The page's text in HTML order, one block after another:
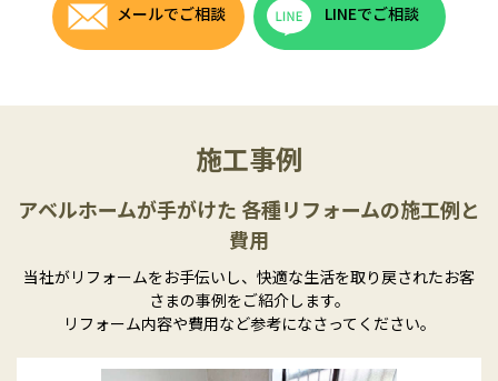
メールでご相談 LINEでご相談
施工事例
アベルホームが手がけた 各種リフォームの施工例と
費用
当社がリフォームをお手伝いし、快適な生活を取り戻されたお客
さまの事例をご紹介します。
リフォーム内容や費用など参考になさってください。